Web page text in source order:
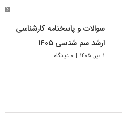
سوالات و پاسخنامه کارشناسی
ارشد سم شناسی ۱۴۰۵
۱ تیر, ۱۴۰۵ | ۰ دیدگاه